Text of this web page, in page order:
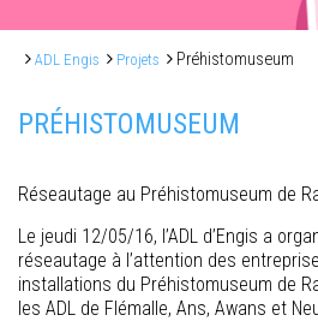
ADL Engis Projets Préhistomuseum
PRÉHISTOMUSEUM
Réseautage au Préhistomuseum de
Le jeudi 12/05/16, l’ADL d’Engis a
réseautage à l’attention des
installations du Préhistomuseum de
les ADL de Flémalle, Ans, Awans et